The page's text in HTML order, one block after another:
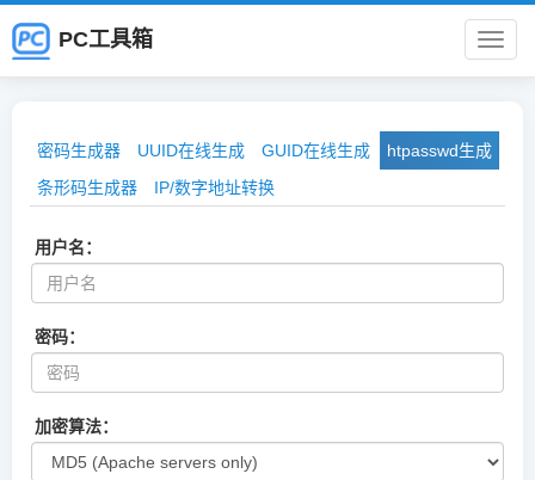
PC
PC工具箱
密码生成器 UUID在线生成 GUID在线生成
htpasswd生成
条形码生成器
IP/数字地址转换
用户名：
密码：
加密算法：